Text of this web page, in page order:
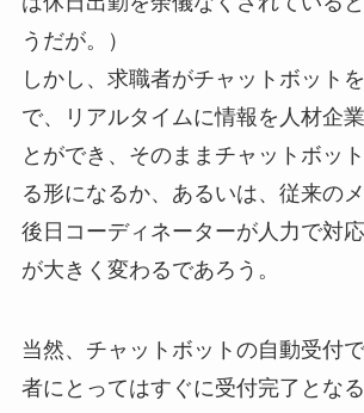
うだが。）
しかし、求職者がチャットボット
で、リアルタイムに情報を人材企
とができ、そのままチャットボッ
る形になるか、あるいは、従来の
後日コーディネーターが人力で対
が大きく変わるであろう。
当然、チャットボットの自動受付
者にとってはすぐに受付完了とな